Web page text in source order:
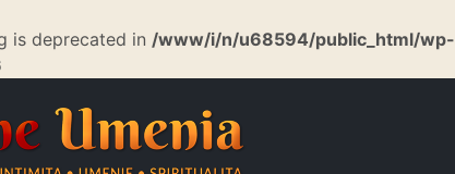
is deprecated in /www/i/n/u68594/public_html/wp-